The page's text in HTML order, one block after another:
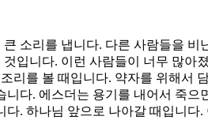
소리를 냅니다. 다른 사람들을
입니다. 이런 사람들이 너무 많
리를 볼 때입니다. 약자를 위해서
다. 에스더는 용기를 내어서 죽
. 하나님 앞으로 나아갈 때입니